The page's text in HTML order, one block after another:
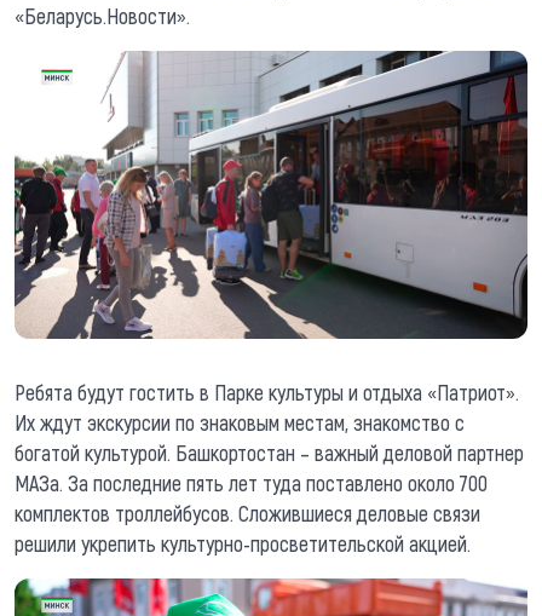
«Беларусь.Новости».
Ребята будут гостить в Парке культуры и отдыха «Патриот».
Их ждут экскурсии по знаковым местам, знакомство с
богатой культурой. Башкортостан – важный деловой партнер
МАЗа. За последние пять лет туда поставлено около 700
комплектов троллейбусов. Сложившиеся деловые связи
решили укрепить культурно-просветительской акцией.